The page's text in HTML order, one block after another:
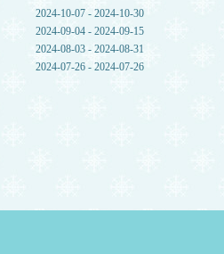
2024-10-07 - 2024-10-30
2024-09-04 - 2024-09-15
2024-08-03 - 2024-08-31
2024-07-26 - 2024-07-26